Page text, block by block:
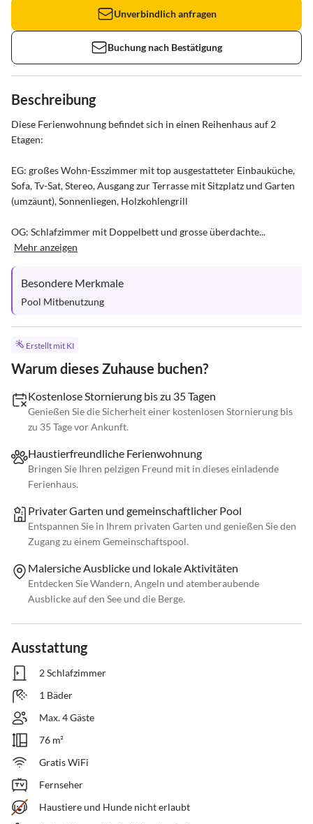
Unverbindlich anfragen
Buchung nach Bestätigung
Beschreibung
Diese Ferienwohnung befindet sich in einen Reihenhaus auf 2
Etagen:
EG: großes Wohn-Esszimmer mit top ausgestatteter Einbauküche,
Sofa, Tv-Sat, Stereo, Ausgang zur Terrasse mit Sitzplatz und Garten
(umzäunt), Sonnenliegen, Holzkohlengrill
OG: Schlafzimmer mit Doppelbett und grosse überdachte...
Mehr anzeigen
Besondere Merkmale
Pool Mitbenutzung
Erstellt mit KI
Warum dieses Zuhause buchen?
Kostenlose Stornierung bis zu 35 Tagen
Genießen Sie die Sicherheit einer kostenlosen Stornierung bis
zu 35 Tage vor Ankunft.
Haustierfreundliche Ferienwohnung
Bringen Sie Ihren pelzigen Freund mit in dieses einladende
Ferienhaus.
Privater Garten und gemeinschaftlicher Pool
Entspannen Sie in Ihrem privaten Garten und genießen Sie den
Zugang zu einem Gemeinschaftspool.
Malersiche Ausblicke und lokale Aktivitäten
Entdecken Sie Wandern, Angeln und atemberaubende
Ausblicke auf den See und die Berge.
Ausstattung
2 Schlafzimmer
1 Bäder
Max. 4 Gäste
76 m²
Gratis WiFi
Fernseher
Haustiere und Hunde nicht erlaubt